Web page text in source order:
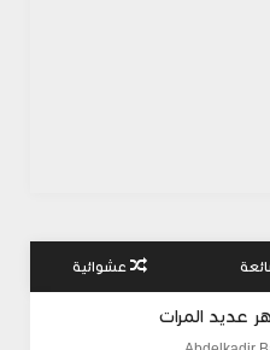
عشوائية
عديد المرات